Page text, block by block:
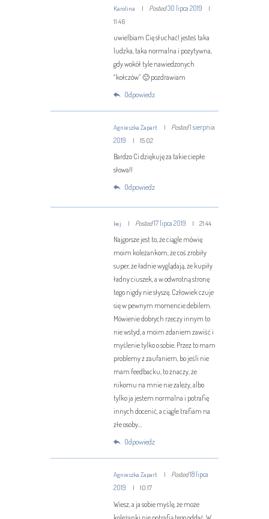
Karolina Posted30 lipca 2019
11:46
uwielbiam Cię słuchać! jesteś taka
ludzka, taka normalna i pozytywna,
gdy wokół tyle nawiedzonych
“kołczów” 🙂 pozdrawiam
Odpowiedz
Agnieszka Zapart Posted1 sierpnia
2019
15:02
Bardzo Ci dziękuję za takie ciepłe
słowa!!
Odpowiedz
kej Posted17 lipca 2019 21:44
Najgorsze jest to, że ciągle mówię
moim koleżankom, że coś zrobiły
super, że ładnie wyglądają, że kupiły
ładny ciuszek, a w odwrotną stronę
tego nigdy nie słyszę. Człowiek czuje
się w pewnym momencie debilem.
Mówienie dobrych rzeczy innym to
nie wstyd, a moim zdaniem zawiść i
myślenie tylko o sobie. Przez to mam
problemy z zaufaniem, bo jeśli nie
mam feedbacku, to znaczy, że
nikomu na mnie nie zależy, albo
tylko ja jestem normalna i potrafię
innych docenić, a ciągle trafiam na
złe osoby…
Odpowiedz
Agnieszka Zapart Posted18 lipca
2019
10:17
Wiesz, a ja sobie myślę, że może